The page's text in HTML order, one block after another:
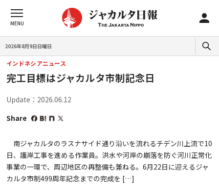
2026年8月9日日曜日
インドネシアニュース
完工目標はジャカルタ市制記念日
Update：2026.06.12
Share
南ジャカルタのラスナサイド通り沿いを流れるチデン川上流で10
日、護岸工事を進める作業員。洪水や河岸の崩落を防ぐ河川正常化
事業の一環で、周辺地区の再整備も兼ねる。6月22日に迎えるジャ
カルタ市制499周年記念までの完成を […]